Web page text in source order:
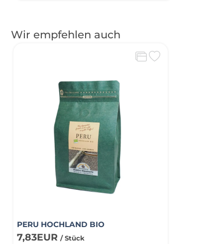
Wir empfehlen auch
PERU HOCHLAND BIO
7,83EUR/ Stück